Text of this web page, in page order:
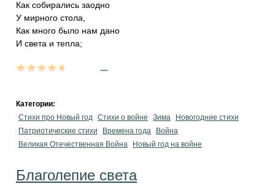
Как собирались заодно
У мирного стола,
Как много было нам дано
И света и тепла;
Категории:
Стихи про Новый год Стихи о войне Зима
Новогодние стихи
Патриотические стихи
Времена года
Война
Великая Отечественная Война
Новый год на войне
Благолепие света